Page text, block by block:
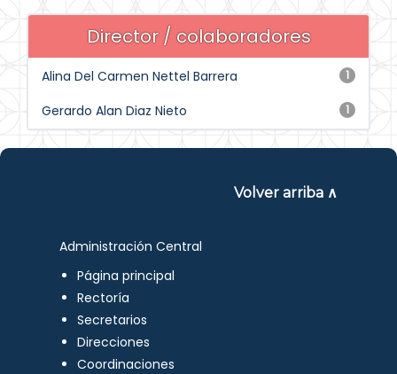
Director / colaboradores
1
Alina Del Carmen Nettel Barrera
1
Gerardo Alan Diaz Nieto
Volver arriba ∧
Administración Central
Página principal
Rectoría
Secretarios
Direcciones
Coordinaciones